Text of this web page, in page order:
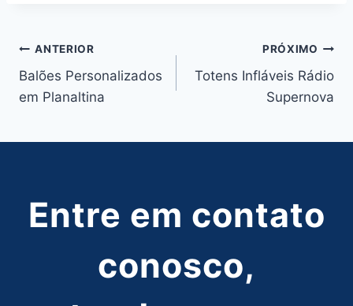
Navegação
de
ANTERIOR
Balões Personalizados
em Planaltina
PRÓXIMO
Totens Infláveis Rádio
Supernova
Entre em contato
conosco,